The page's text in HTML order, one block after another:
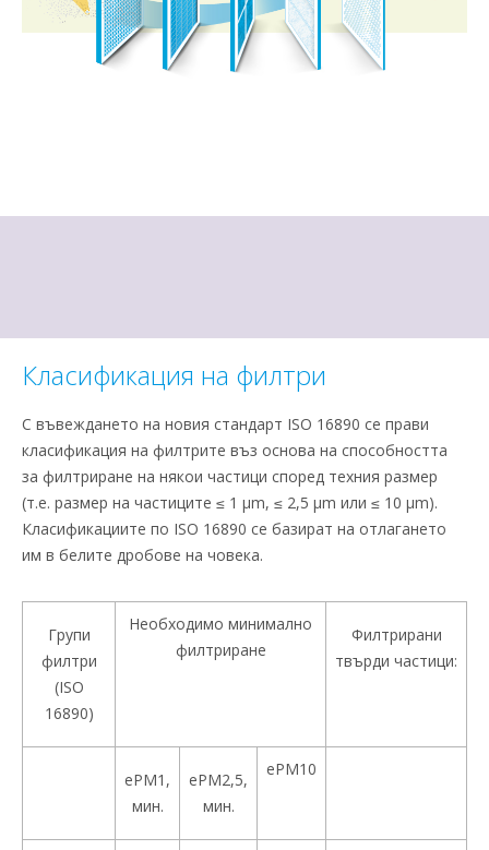
Класификация на филтри
С въвеждането на новия стандарт ISO 16890 се прави
класификация на филтрите въз основа на способността
за филтриране на някои частици според техния размер
(т.е. размер на частиците ≤ 1 μm, ≤ 2,5 μm или ≤ 10 μm).
Класификациите по ISO 16890 се базират на отлагането
им в белите дробове на човека.
Групи
филтри
(ISO
16890)
Необходимо минимално
филтриране
Филтрирани
твърди частици:
ePM1,
мин.
ePM2,5,
мин.
ePM10